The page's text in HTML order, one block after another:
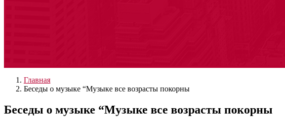
Главная
Беседы о музыке “Музыке все возрасты покорны
Беседы о музыке “Музыке все возрасты покорны